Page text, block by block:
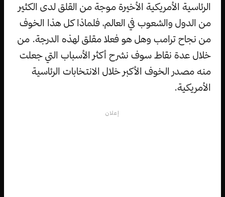
الرئاسية الأمريكية الأخيرة موجة من القلق لدى الكثير
من الدول والشعوب في العالم، فلماذا كل هذا الخوف
من نجاح ترامب وهل هو فعلا مقلق لهذه الدرجة. من
خلال عدة نقاط سوف نشرح أكثر الأسباب التي جعلت
منه مصدر الخوف الأكبر خلال الانتخابات الرئاسية
الأمريكية.
إعلان